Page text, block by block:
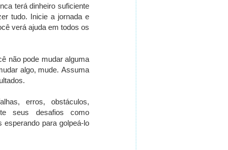
terá dinheiro suficiente
tudo. Inicie a jornada e
verá ajuda em todos os
não pode mudar alguma
algo, mude.Assuma
erros, obstáculos,
seus desafios como
esperando para golpeá-lo